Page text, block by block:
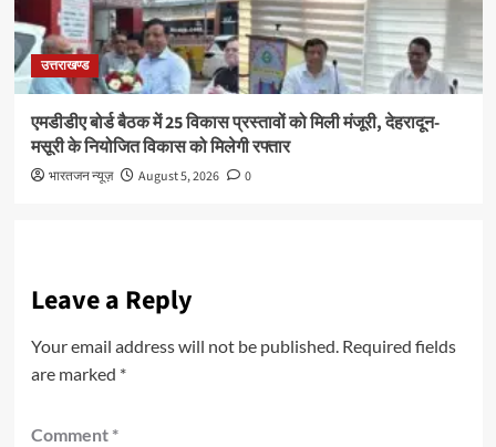
उत्तराखण्ड
एमडीडीए बोर्ड बैठक में 25 विकास प्रस्तावों को मिली मंजूरी, देहरादून-
मसूरी के नियोजित विकास को मिलेगी रफ्तार
भारतजन न्यूज़ August 5, 2026 0
Leave a Reply
Your email address will not be published. Required fields
are marked *
Comment *